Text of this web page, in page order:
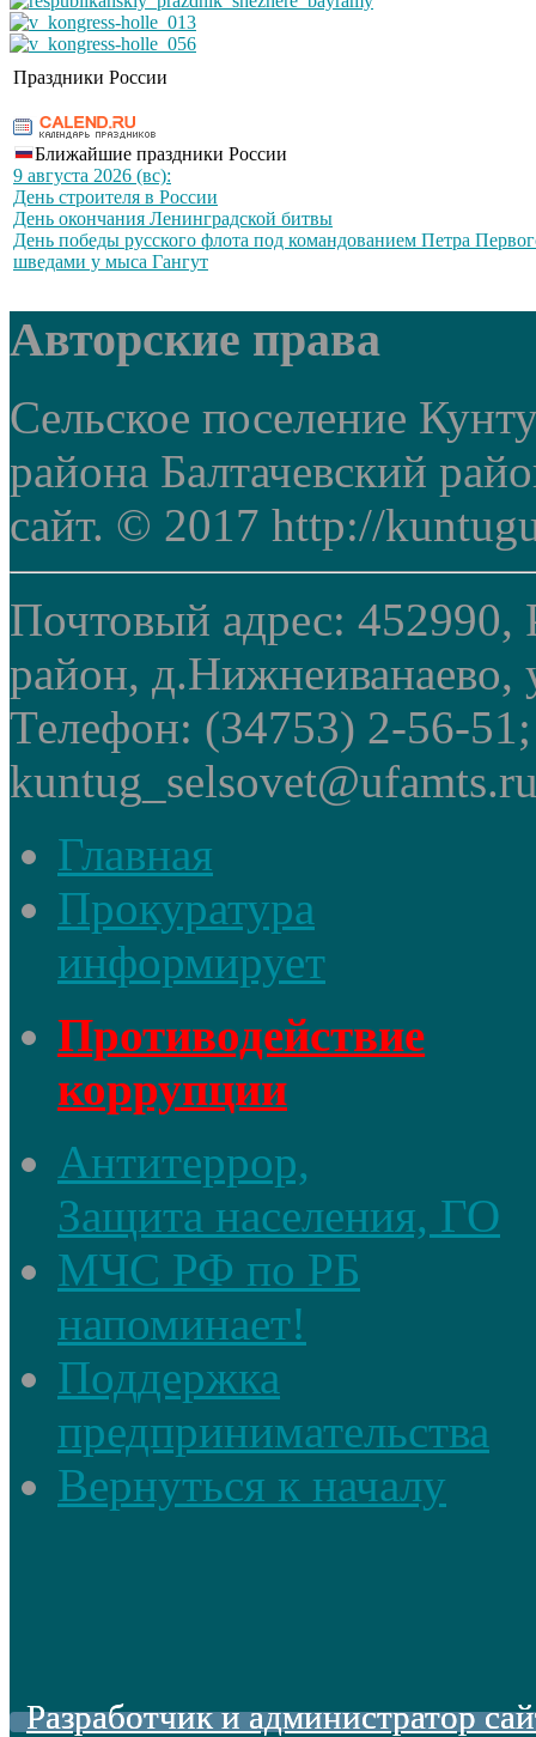
Праздники России
Ближайшие праздники России
9 августа 2026 (вс):
День строителя в России
День окончания Ленинградской битвы
День победы русского флота под командованием Петра
шведами у мыса Гангут
Авторские права
Сельское поселение
района Балтачевский
сайт. © 2017 http://
Почтовый адрес: 452990,
район, д.Нижнеиванаево,
Телефон: (34753) 2-56-
Главная
Прокуратура
информирует
Противодействие
коррупции
Антитеррор,
Защита населения, ГО
МЧС РФ по РБ
напоминает!
Поддержка
предпринимательства
Вернуться к началу
Разработчик и администратор